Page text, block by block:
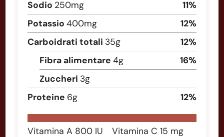
Sodio 250mg 11%
Potassio 400mg 12%
Carboidrati totali 35g 12%
Fibra alimentare 4g 16%
Zuccheri 3g
Proteine 6g 12%
Vitamina A 800 IU Vitamina C 15 mg